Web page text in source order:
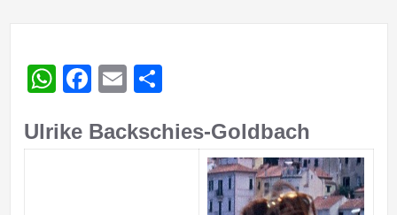
WhatsApp
Facebook
Email
Ulrike Backschies-Goldbach